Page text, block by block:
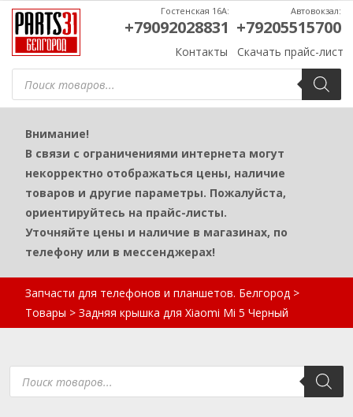
Поиск
товаров
Контакты Скачать прайс-лист
Гостенская 16А:
+79092028831
Автовокзал:
+79205515700
Внимание!
В связи с ограничениями интернета могут
некорректно отображаться цены, наличие
товаров и другие параметры. Пожалуйста,
ориентируйтесь на прайс-листы.
Уточняйте цены и наличие в магазинах, по
телефону или в мессенджерах!
Запчасти для телефонов и планшетов. Белгород >
Товары > Задняя крышка для Xiaomi Mi 5 Черный
Поиск
товаров